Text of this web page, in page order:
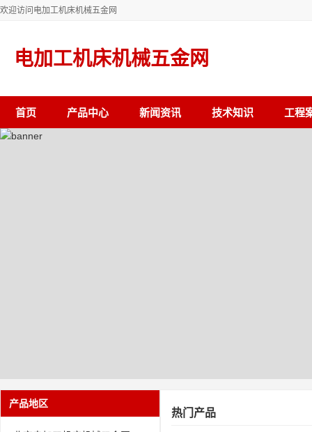
欢迎访问电加工机床机械五金网
电加工机床机械五金网
首页 产品中心 新闻资讯 技术知识 工程
产品地区
热门产品